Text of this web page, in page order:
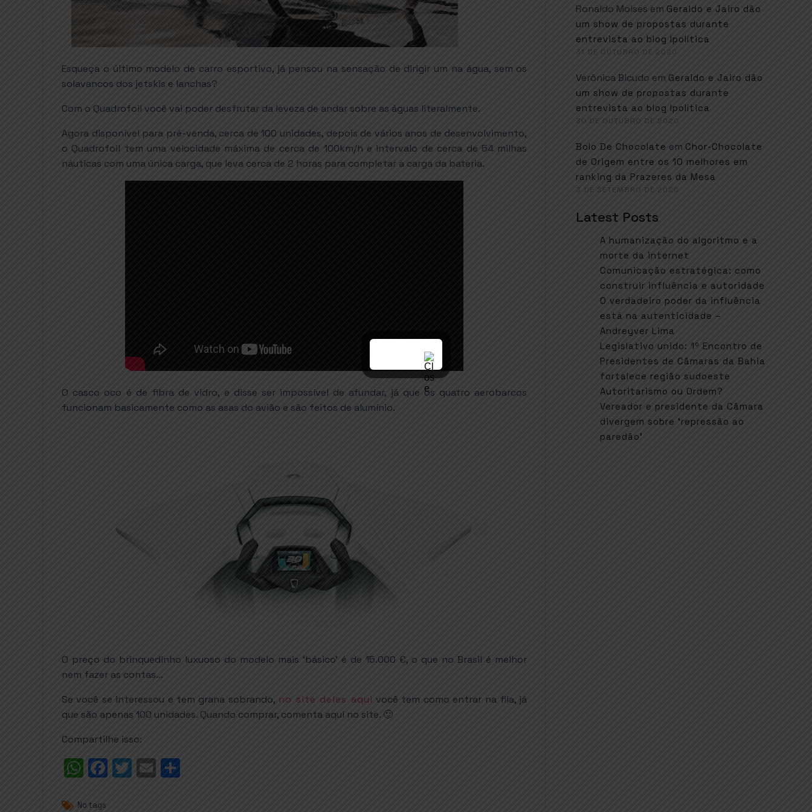
Esqueça o último modelo de carro esportivo, já pensou na sensação de dirigir um na água, sem os
solavancos dos jetskis e lanchas?
Com o Quadrofoil você vai poder desfrutar da leveza de andar sobre as águas literalmente.
Agora disponível para pré-venda, cerca de 100 unidades, depois de vários anos de desenvolvimento,
o Quadrofoil tem uma velocidade máxima de cerca de 100km/h e intervalo de cerca de 54 milhas
náuticas com uma única carga, que leva cerca de 2 horas para completar a carga da bateria.
O casco oco é de fibra de vidro, e disse ser impossível de afundar, já que os quatro aerobarcos
funcionam basicamente como as asas do avião e são feitos de alumínio.
O preço do brinquedinho luxuoso do modelo mais ‘básico’ é de 15.000 €, o que no Brasil é melhor
nem fazer as contas…
Se você se interessou e tem grana sobrando, no site deles aqui você tem como entrar na fila, já
que são apenas 100 unidades. Quando comprar, comenta aqui no site. 🙂
Compartilhe isso:
W
h
a
F
a
T
w
E
m
No tags
Ronaldo Moises em Geraldo e Jairo dão
um show de propostas durante
entrevista ao blog Ipolítica
31 DE OUTUBRO DE 2020
Verônica Bicudo em Geraldo e Jairo dão
um show de propostas durante
entrevista ao blog Ipolítica
30 DE OUTUBRO DE 2020
Bolo De Chocolate em Chor-Chocolate
de Origem entre os 10 melhores em
ranking da Prazeres da Mesa
3 DE SETEMBRO DE 2020
Latest Posts
A humanização do algoritmo e a
morte da internet
Comunicação estratégica: como
construir influência e autoridade
O verdadeiro poder da influência
está na autenticidade –
Andreyver Lima
Legislativo unido: 1º Encontro de
Presidentes de Câmaras da Bahia
fortalece região sudoeste
Autoritarismo ou Ordem?
Vereador e presidente da Câmara
divergem sobre ‘repressão ao
paredão’